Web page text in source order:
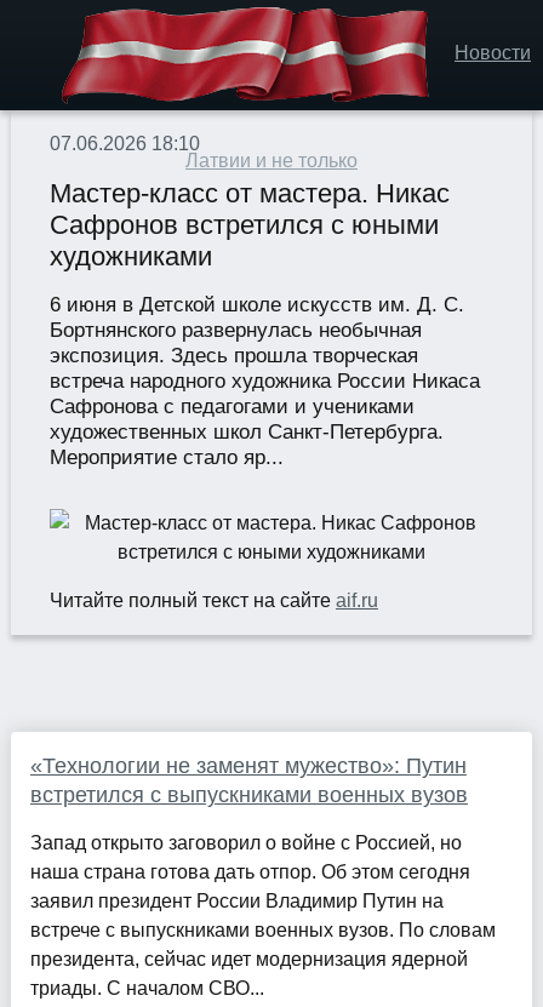
Новости
Латвии и не только
07.06.2026 18:10
Мастер-класс от мастера. Никас
Сафронов встретился с юными
художниками
6 июня в Детской школе искусств им. Д. С.
Бортнянского развернулась необычная
экспозиция. Здесь прошла творческая
встреча народного художника России Никаса
Сафронова с педагогами и учениками
художественных школ Санкт-Петербурга.
Мероприятие стало яр...
Читайте полный текст на сайте aif.ru
«Технологии не заменят мужество»: Путин
встретился с выпускниками военных вузов
Запад открыто заговорил о войне с Россией, но
наша страна готова дать отпор. Об этом сегодня
заявил президент России Владимир Путин на
встрече с выпускниками военных вузов. По словам
президента, сейчас идет модернизация ядерной
триады. С началом СВО...